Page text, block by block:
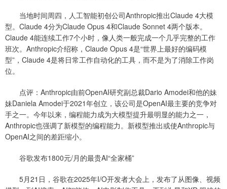
当地时间周四，人工智能初创公司Anthropic推出Claude 4大模
型。Claude 4分为Claude Opus 4和Claude Sonnet 4两个版本。
Claude 4能连续工作7个小时，像人类一般完成一个几乎完整的工作
班次。Anthropic介绍称，Claude Opus 4是“世界上最好的编码模
型”，Claude 4是将日常工作自动化的工具，而不是为了消除工作岗
位。
点评：Anthropic由前OpenAI研究副总裁Dario Amodei和他的妹
妹Daniela Amodei于2021年创立，该公司是OpenAI最主要的竞争对
手之一。今年以来，编程能力成为大模型提升最明显的能力之一，
Anthropic也强调了新模型的编程能力。新模型推出或使Anthropic与
OpenAI之间的差距缩小。
谷歌发布1800元/月的最贵AI“全家桶”
5月21日，谷歌在2025年I/O开发者大会上，发布了从图像、视频